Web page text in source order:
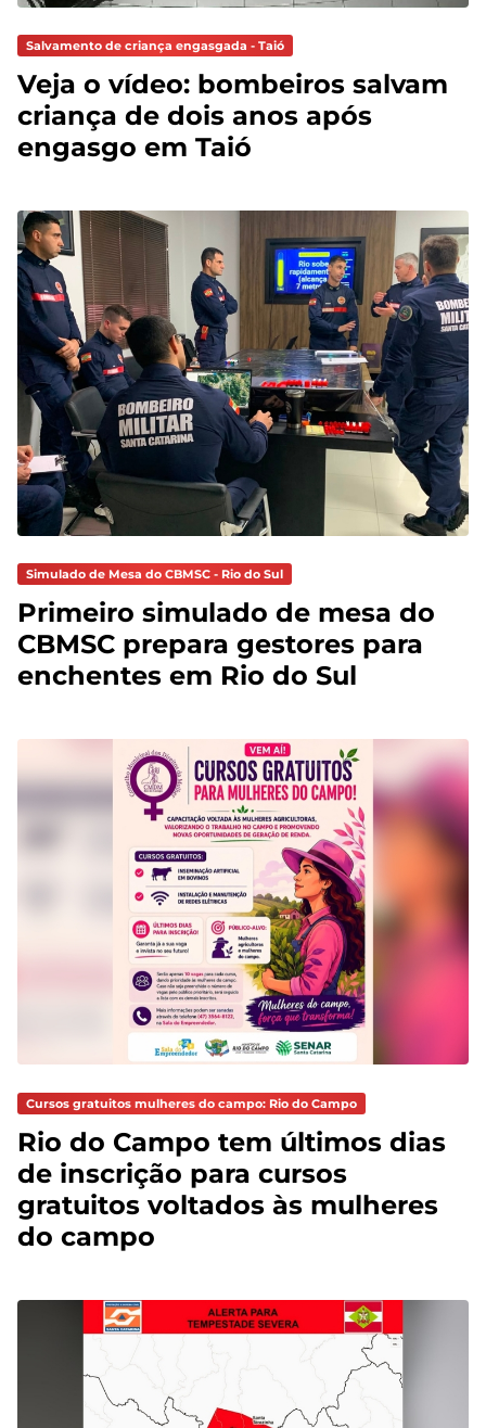
Salvamento de criança engasgada - Taió
Veja o vídeo: bombeiros salvam
criança de dois anos após
engasgo em Taió
Simulado de Mesa do CBMSC - Rio do Sul
Primeiro simulado de mesa do
CBMSC prepara gestores para
enchentes em Rio do Sul
Cursos gratuitos mulheres do campo: Rio do Campo
Rio do Campo tem últimos dias
de inscrição para cursos
gratuitos voltados às mulheres
do campo